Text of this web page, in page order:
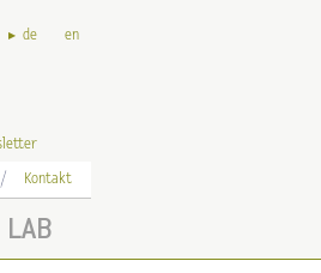
de en
Kontakt
LAB